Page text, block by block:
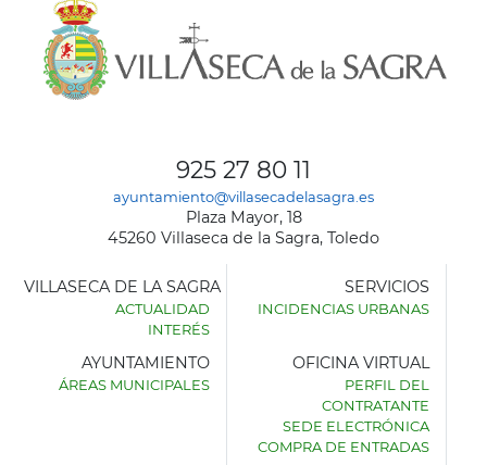
925 27 80 11
ayuntamiento@villasecadelasagra.es
Plaza Mayor, 18
45260 Villaseca de la Sagra, Toledo
AYUNTAMIENTO
VILLASECA DE LA SAGRA
ACTUALIDAD
INTERÉS
SERVICIOS
INCIDENCIAS URBANAS
AYUNTAMIENTO
ÁREAS MUNICIPALES
OFICINA VIRTUAL
PERFIL DEL
CONTRATANTE
SEDE ELECTRÓNICA
COMPRA DE ENTRADAS